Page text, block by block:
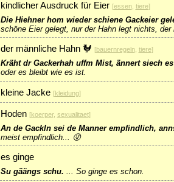
kindlicher Ausdruck für Eier [essen, tiere]
Die Hiehner hom wieder schiene Gackeier
schöne Eier gelegt, nur der Hahn legt nichts, der
der männliche Hahn 🐓 [bauernregeln, tiere]
Kräht dr Gackerhah uffm Mist, ännert siech
oder es bleibt wie es ist.
kleine Jacke [kleidung]
Hoden [koerper, sexualitaet]
An de Gackln sei de Manner empfindlich,
meist empfindlich... 😜
es ginge
Su gäängs schu. ... So ginge es schon.